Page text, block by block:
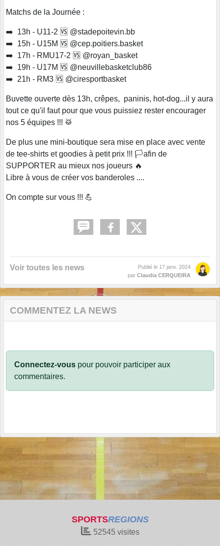
Matchs de la Journée :
➡️ 13h - U11-2 🆚️ @stadepoitevin.bb
➡️ 15h - U15M 🆚️ @cep.poitiers.basket
➡️ 17h - RMU17-2 🆚️ @royan_basket
➡️ 19h - U17M 🆚️ @neuvillebasketclub86
➡️ 21h - RM3 🆚️ @ciresportbasket
Buvette ouverte dès 13h, crêpes, paninis, hot-dog...il y aura
tout ce qu'il faut pour que vous puissiez rester encourager
nos 5 équipes !!! 🥁
De plus une mini-boutique sera mise en place avec vente
de tee-shirts et goodies à petit prix !!! 🏳️‍afin de
SUPPORTER au mieux nos joueurs 🔥
Libre à vous de créer vos banderoles ....
On compte sur vous !!! 💪
Voir toutes les news Publié le 17 janv. 2024
par Claudia CERQUEIRA
COMMENTEZ LA NEWS
Connectez-vous pour pouvoir participer aux
commentaires.
SPORTSREGIONS
52545visites